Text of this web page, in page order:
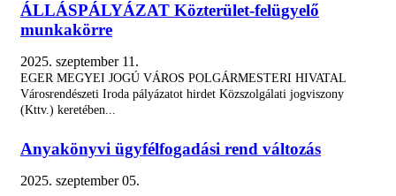
MEGKEZDIK AZ ISKOLA UTCA...
Eger Megyei Jogú Város Önkormányzata...
Az elmúlt fél évszázad legnagyobb...
ÁLLÁSPÁLYÁZAT Közterület-felügyelő
munkakörre
2025. szeptember 11.
EGER MEGYEI JOGÚ VÁROS POLGÁRMESTERI HIVATAL
Városrendészeti Iroda pályázatot hirdet Közszolgálati jogviszony
(Kttv.) keretében...
Anyakönyvi ügyfélfogadási rend változás
2025. szeptember 05.